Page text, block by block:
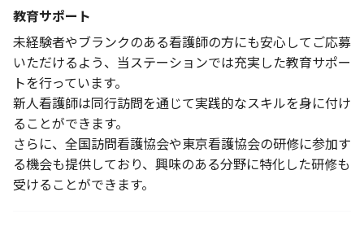
教育サポート
未経験者やブランクのある看護師の方にも安心してご応募
いただけるよう、当ステーションでは充実した教育サポー
トを行っています。
新人看護師は同行訪問を通じて実践的なスキルを身に付け
ることができます。
さらに、全国訪問看護協会や東京看護協会の研修に参加す
る機会も提供しており、興味のある分野に特化した研修も
受けることができます。